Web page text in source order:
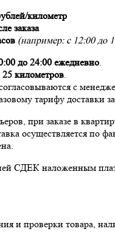
километр
заказа
(например: с 12:00 до
до 24:00 ежедневно.
25 километров.
с
тарифу доставки
при заказе в
осуществляется по
СДЕК наложенным
и проверки товара,